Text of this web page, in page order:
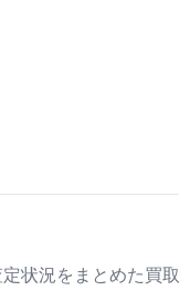
状況をまとめた買取